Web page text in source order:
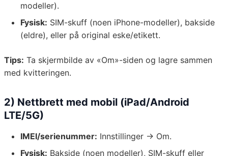
modeller).
Fysisk: SIM-skuff (noen iPhone-modeller), bakside
(eldre), eller på original eske/etikett.
Tips: Ta skjermbilde av «Om»-siden og lagre sammen
med kvitteringen.
2) Nettbrett med mobil (iPad/Android
LTE/5G)
IMEI/serienummer: Innstillinger → Om.
Fysisk: Bakside (noen modeller), SIM-skuff eller